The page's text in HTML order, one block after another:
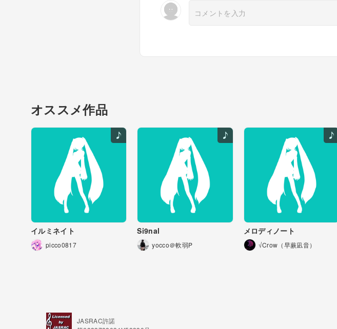
オススメ作品
イルミネイト
picco0817
Si9nal
yocco＠軟弱P
メロディノート
√Crow（早蕨凪音）
JASRAC許諾